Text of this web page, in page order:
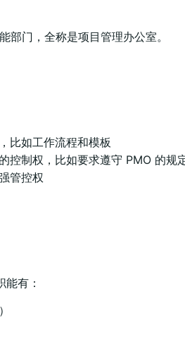
部门，全称是项目管理办公室。
比如工作流程和模板
控制权，比如要求遵守 PMO 的规
管控权
有：